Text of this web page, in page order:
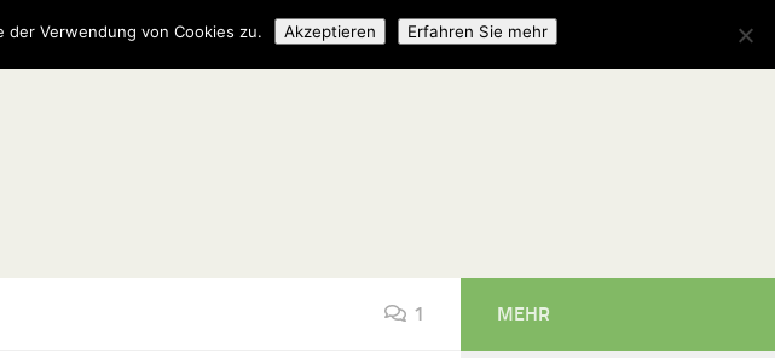
1 MEHR
der Verwendung von Cookies zu. Akzeptieren Erfahren Sie mehr